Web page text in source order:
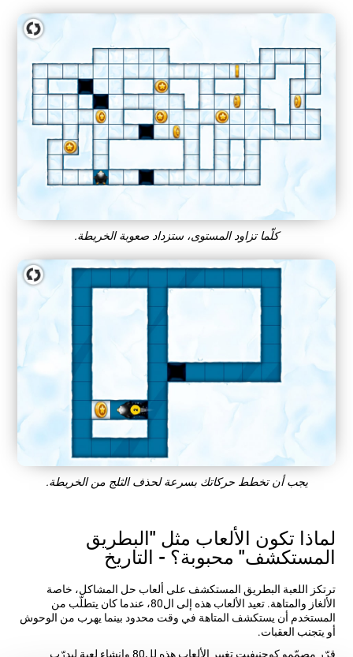
كلّما تزاود المستوى، ستزداد صعوبة الخريطة.
يجب أن تخطط حركاتك بسرعة لحذف الثلج من الخريطة.
لماذا تكون الألعاب مثل "البطريق
المستكشف" محبوبة؟ - التاريخ
ترتكز اللعبة البطريق المستكشف على ألعاب حل المشاكل، خاصة
الألغاز والمتاهة. تعيد الألعاب هذه إلى ال80، عندما كان يتطلّب من
المستخدم أن يستكشف المتاهة في وقت محدود بينما يهرب من الوحوش
أو يتجنب العقبات.
قرّر مصمّمو كوجنيفيت تغيير الألعاب هذه لل80 وإنشاء لعبة ليدرّب